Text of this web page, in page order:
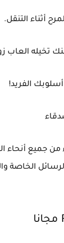
أثناء التنقل.
تخيله العاب
الفريد!
من جميع أنحاء
الخاصة